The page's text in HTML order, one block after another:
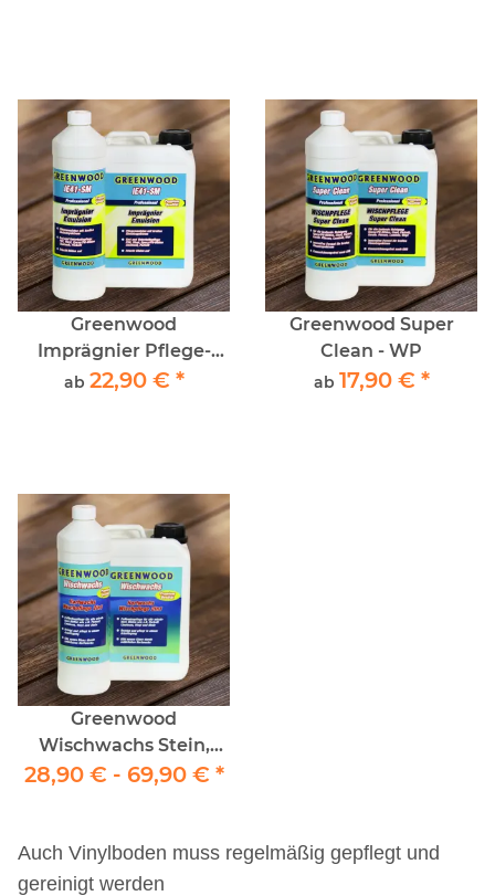
Greenwood
Imprägnier Pflege-
Siegel Pflegeemulsion
ab 22,90 € *
Greenwood Super
Clean - WP
ab 17,90 € *
Greenwood
Wischwachs Stein,
Linoleum, Vinyl
28,90 € - 69,90 € *
Auch Vinylboden muss regelmäßig gepflegt und
gereinigt werden